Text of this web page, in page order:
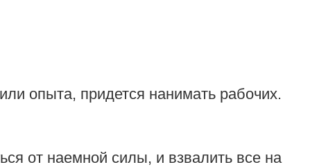
опыта, придется нанимать рабочих.
от наемной силы, и взвалить все на